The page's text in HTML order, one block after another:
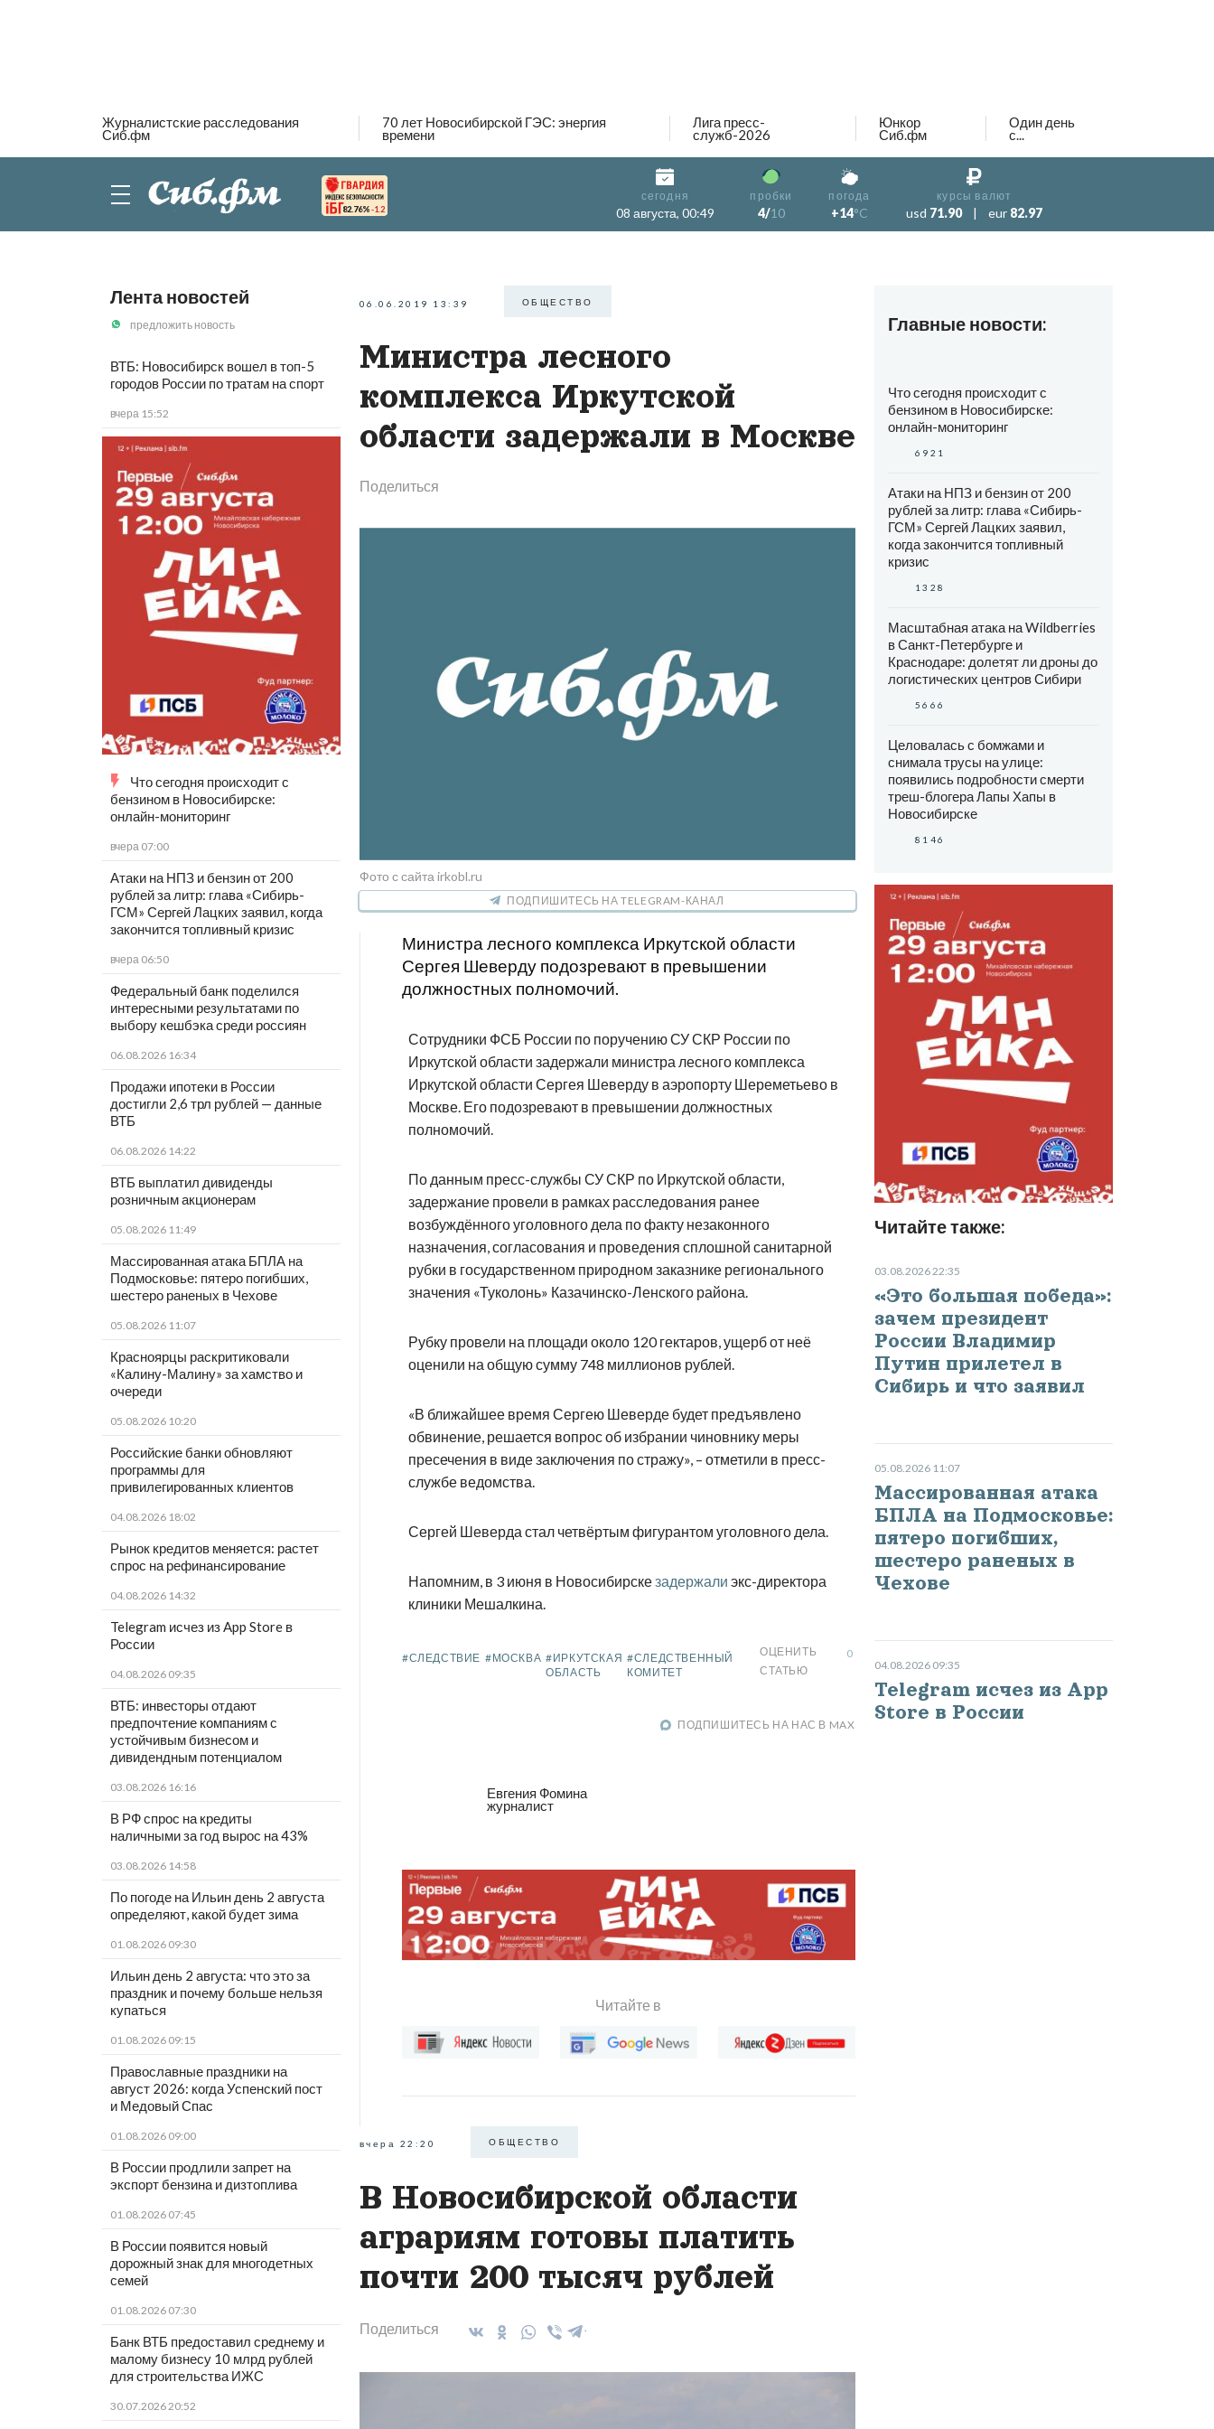
Журналистские расследования
Сиб.фм
70 лет Новосибирской ГЭС: энергия
времени
Лига пресс-
служб-2026
Юнкор
Сиб.фм
Один день
с...
82.76% -1.2
сегодня
08 августа, 00:49
пробки
4/10
погода
+14°C
курсы валют
usd 71.90 | eur 82.97
Лента новостей
предложить новость
ВТБ: Новосибирск вошел в топ-5
городов России по тратам на спорт
вчера 15:52
Что сегодня происходит с
бензином в Новосибирске:
онлайн-мониторинг
вчера 07:00
Атаки на НПЗ и бензин от 200
рублей за литр: глава «Сибирь-
ГСМ» Сергей Лацких заявил, когда
закончится топливный кризис
вчера 06:50
Федеральный банк поделился
интересными результатами по
выбору кешбэка среди россиян
06.08.2026 16:34
Продажи ипотеки в России
достигли 2,6 трл рублей — данные
ВТБ
06.08.2026 14:22
ВТБ выплатил дивиденды
розничным акционерам
05.08.2026 11:49
Массированная атака БПЛА на
Подмосковье: пятеро погибших,
шестеро раненых в Чехове
05.08.2026 11:07
Красноярцы раскритиковали
«Калину-Малину» за хамство и
очереди
05.08.2026 10:20
Российские банки обновляют
программы для
привилегированных клиентов
04.08.2026 18:02
Рынок кредитов меняется: растет
спрос на рефинансирование
04.08.2026 14:32
Telegram исчез из App Store в
России
04.08.2026 09:35
ВТБ: инвесторы отдают
предпочтение компаниям с
устойчивым бизнесом и
дивидендным потенциалом
03.08.2026 16:16
В РФ спрос на кредиты
наличными за год вырос на 43%
03.08.2026 14:58
По погоде на Ильин день 2 августа
определяют, какой будет зима
01.08.2026 09:30
Ильин день 2 августа: что это за
праздник и почему больше нельзя
купаться
01.08.2026 09:15
Православные праздники на
август 2026: когда Успенский пост
и Медовый Спас
01.08.2026 09:00
В России продлили запрет на
экспорт бензина и дизтоплива
01.08.2026 07:45
В России появится новый
дорожный знак для многодетных
семей
01.08.2026 07:30
Банк ВТБ предоставил среднему и
малому бизнесу 10 млрд рублей
для строительства ИЖС
30.07.2026 20:52
06.06.2019 13:39 ОБЩЕСТВО
Министра лесного
комплекса Иркутской
области задержали в Москве
Поделиться
Фото с сайта irkobl.ru
ПОДПИШИТЕСЬ НА TELEGRAM-КАНАЛ
Министра лесного комплекса Иркутской области
Сергея Шеверду подозревают в превышении
должностных полномочий.
Сотрудники ФСБ России по поручению СУ СКР России по
Иркутской области задержали министра лесного комплекса
Иркутской области Сергея Шеверду в аэропорту Шереметьево в
Москве. Его подозревают в превышении должностных
полномочий.
По данным пресс-службы СУ СКР по Иркутской области,
задержание провели в рамках расследования ранее
возбуждённого уголовного дела по факту незаконного
назначения, согласования и проведения сплошной санитарной
рубки в государственном природном заказнике регионального
значения «Туколонь» Казачинско-Ленского района.
Рубку провели на площади около 120 гектаров, ущерб от неё
оценили на общую сумму 748 миллионов рублей.
«В ближайшее время Сергею Шеверде будет предъявлено
обвинение, решается вопрос об избрании чиновнику меры
пресечения в виде заключения по стражу», – отметили в пресс-
службе ведомства.
Сергей Шеверда стал четвёртым фигурантом уголовного дела.
Напомним, в 3 июня в Новосибирскезадержали экс-директора
клиники Мешалкина.
#СЛЕДСТВИЕ #МОСКВА #ИРКУТСКАЯ
ОБЛАСТЬ
#СЛЕДСТВЕННЫЙ
КОМИТЕТ
ОЦЕНИТЬ
СТАТЬЮ
0
ПОДПИШИТЕСЬ НА НАС В MAX
Евгения Фомина
журналист
Читайте в
вчера 22:20 ОБЩЕСТВО
В Новосибирской области
аграриям готовы платить
почти 200 тысяч рублей
Поделиться
Главные новости:
Что сегодня происходит с
бензином в Новосибирске:
онлайн-мониторинг
6921
Атаки на НПЗ и бензин от 200
рублей за литр: глава «Сибирь-
ГСМ» Сергей Лацких заявил,
когда закончится топливный
кризис
1328
Масштабная атака на Wildberries
в Санкт-Петербурге и
Краснодаре: долетят ли дроны до
логистических центров Сибири
5666
Целовалась с бомжами и
снимала трусы на улице:
появились подробности смерти
треш-блогера Лапы Хапы в
Новосибирске
8146
Читайте также:
03.08.2026 22:35
«Это большая победа»:
зачем президент
России Владимир
Путин прилетел в
Сибирь и что заявил
05.08.2026 11:07
Массированная атака
БПЛА на Подмосковье:
пятеро погибших,
шестеро раненых в
Чехове
04.08.2026 09:35
Telegram исчез из App
Store в России